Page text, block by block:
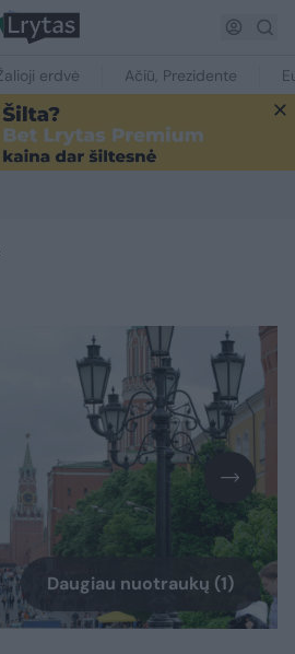
erdvė Ačiū, Prezidente
Daugiau nuotraukų (1)